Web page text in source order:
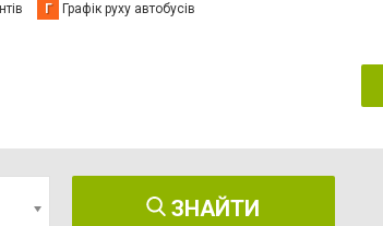
Г Графік руху автобусів
ЗНАЙТИ